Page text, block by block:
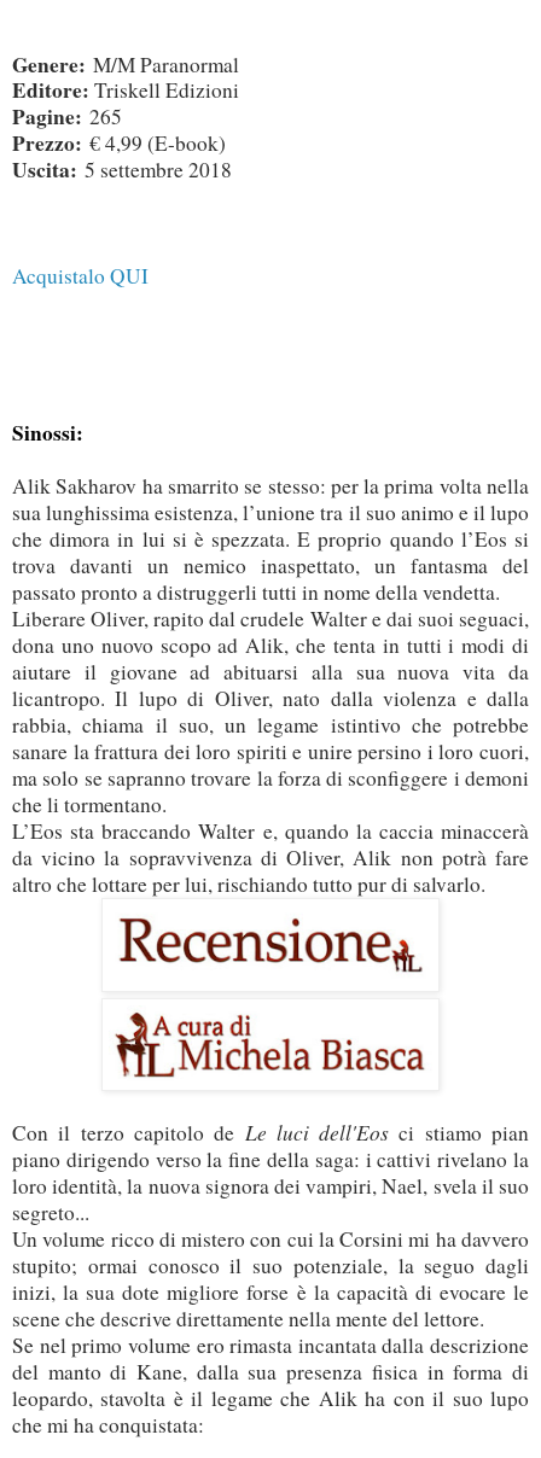
Genere: M/M Paranormal
Editore: Triskell Edizioni
Pagine: 265
Prezzo: € 4,99 (E-book)
Uscita: 5 settembre 2018
Acquistalo QUI
Sinossi:
Alik Sakharov ha smarrito se stesso: per la prima volta nella
sua lunghissima esistenza, l’unione tra il suo animo e il lupo
che dimora in lui si è spezzata. E proprio quando l’Eos si
trova davanti un nemico inaspettato, un fantasma del
passato pronto a distruggerli tutti in nome della vendetta.
Liberare Oliver, rapito dal crudele Walter e dai suoi seguaci,
dona uno nuovo scopo ad Alik, che tenta in tutti i modi di
aiutare il giovane ad abituarsi alla sua nuova vita da
licantropo. Il lupo di Oliver, nato dalla violenza e dalla
rabbia, chiama il suo, un legame istintivo che potrebbe
sanare la frattura dei loro spiriti e unire persino i loro cuori,
ma solo se sapranno trovare la forza di sconfiggere i demoni
che li tormentano.
L’Eos sta braccando Walter e, quando la caccia minaccerà
da vicino la sopravvivenza di Oliver, Alik non potrà fare
altro che lottare per lui, rischiando tutto pur di salvarlo.
Con il terzo capitolo de Le luci dell'Eos ci stiamo pian
piano dirigendo verso la fine della saga: i cattivi rivelano la
loro identità, la nuova signora dei vampiri, Nael, svela il suo
segreto...
Un volume ricco di mistero con cui la Corsini mi ha davvero
stupito; ormai conosco il suo potenziale, la seguo dagli
inizi, la sua dote migliore forse è la capacità di evocare le
scene che descrive direttamente nella mente del lettore.
Se nel primo volume ero rimasta incantata dalla descrizione
del manto di Kane, dalla sua presenza fisica in forma di
leopardo, stavolta è il legame che Alik ha con il suo lupo
che mi ha conquistata: